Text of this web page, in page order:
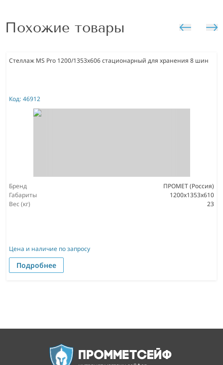
Похожие товары
Стеллаж MS Pro 1200/1353x606 стационарный для хранения 8 шин
Код: 46912
Бренд
ПРОМЕТ (Россия)
Габариты
1200x1353x610
Вес (кг)
23
Цена и наличие по запросу
Подробнее